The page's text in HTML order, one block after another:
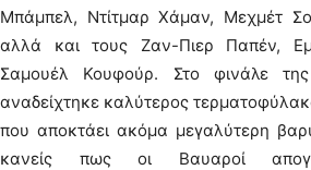
Μπάμπελ, Ντίτμαρ Χάμαν, Μεχμέτ
αλλά και τους Ζαν-Πιερ Παπέν,
Σαμουέλ Κουφούρ. Στο φινάλε
αναδείχτηκε καλύτερος
που αποκτάει ακόμα μεγαλύτερη
κανείς πως οι Βαυαροί